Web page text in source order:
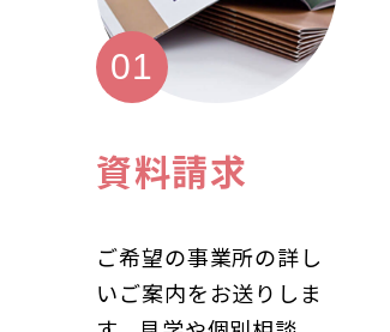
資料請求
ご希望の事業所の詳し
いご案内をお送りしま